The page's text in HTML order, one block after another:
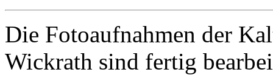
Die Fotoaufnahmen der
Wickrath sind fertig